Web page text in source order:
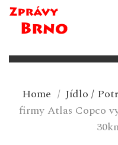
Home / Jídlo /
firmy Atlas Copco